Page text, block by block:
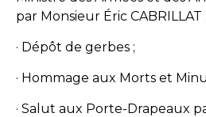
par Monsieur Éric CABRILLAT ;
· Dépôt de gerbes ;
· Hommage aux Morts et
· Salut aux Porte-Drapeaux